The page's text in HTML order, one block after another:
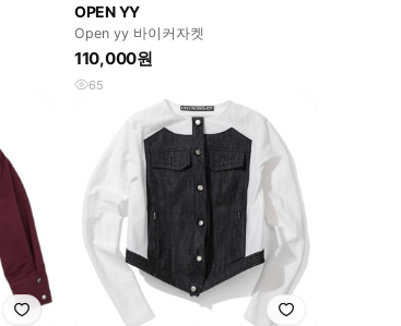
OPEN YY
Open yy 바이커자켓
110,000원
65